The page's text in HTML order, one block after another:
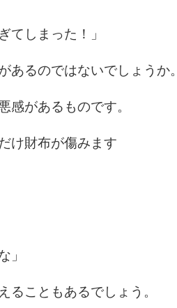
てしまった！」
あるのではないでしょうか。
感があるものです。
け財布が傷みます
」
ることもあるでしょう。